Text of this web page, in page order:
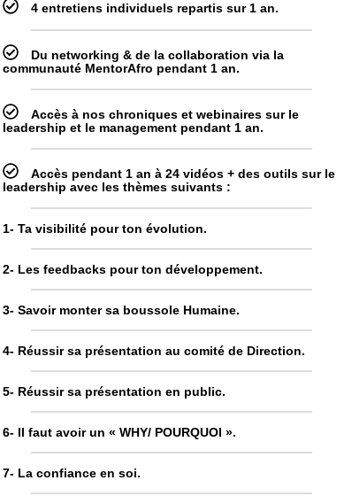
4 entretiens individuels repartis sur 1 an.
Du networking & de la collaboration via la
communauté MentorAfro pendant 1 an.
Accès à nos chroniques et webinaires sur le
leadership et le management pendant 1 an.
Accès pendant 1 an à 24 vidéos + des outils sur le
leadership avec les thèmes suivants :
1- Ta visibilité pour ton évolution.
2- Les feedbacks pour ton développement.
3- Savoir monter sa boussole Humaine.
4- Réussir sa présentation au comité de Direction.
5- Réussir sa présentation en public.
6- Il faut avoir un « WHY/ POURQUOI ».
7- La confiance en soi.